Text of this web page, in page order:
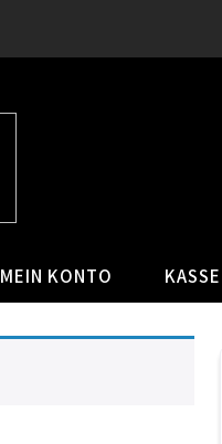
MEIN KONTO KASSE